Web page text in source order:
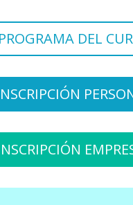
PROGRAMA DEL